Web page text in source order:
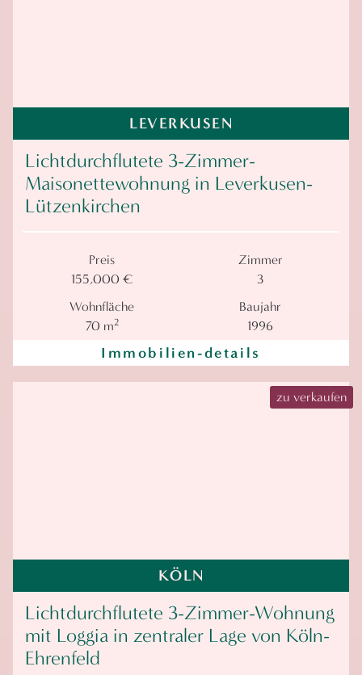
LEVERKUSEN
Lichtdurchflutete 3-Zimmer-
Maisonettewohnung in Leverkusen-
Lützenkirchen
Preis
155,000 €
Zimmer
3
Wohnfläche
70 m2
Baujahr
1996
Immobilien-details
zu verkaufen
KÖLN
Lichtdurchflutete 3-Zimmer-Wohnung
mit Loggia in zentraler Lage von Köln-
Ehrenfeld